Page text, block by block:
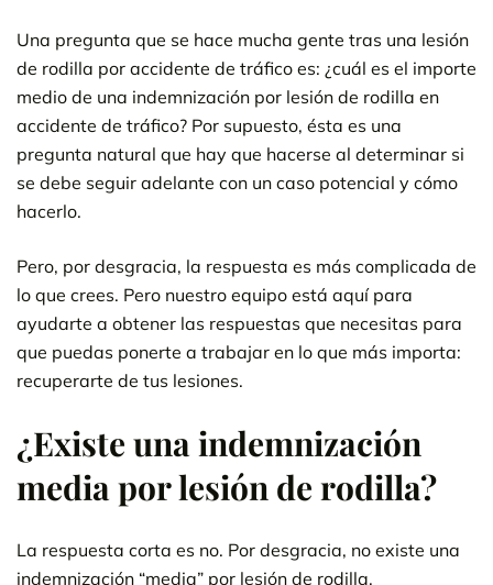
Una pregunta que se hace mucha gente tras una lesión
de rodilla por accidente de tráfico es: ¿cuál es el importe
medio de una indemnización por lesión de rodilla en
accidente de tráfico? Por supuesto, ésta es una
pregunta natural que hay que hacerse al determinar si
se debe seguir adelante con un caso potencial y cómo
hacerlo.
Pero, por desgracia, la respuesta es más complicada de
lo que crees. Pero nuestro equipo está aquí para
ayudarte a obtener las respuestas que necesitas para
que puedas ponerte a trabajar en lo que más importa:
recuperarte de tus lesiones.
¿Existe una indemnización
media por lesión de rodilla?
La respuesta corta es no. Por desgracia, no existe una
indemnización “media” por lesión de rodilla.